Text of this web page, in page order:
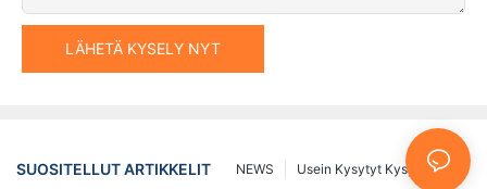
LÄHETÄ KYSELY NYT
SUOSITELLUT ARTIKKELIT Usein Kysytyt Kysymykset
NEWS